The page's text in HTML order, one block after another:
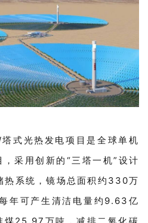
式光热发电项目是全球单机
采用创新的“三塔一机”设计
热系统，镜场总面积约330万
年可产生清洁电量约9.63亿